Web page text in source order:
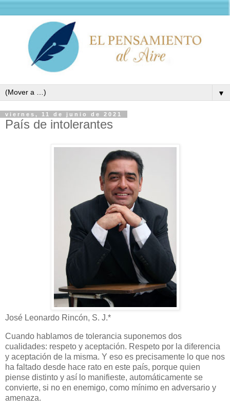
▼
viernes, 11 de junio de 2021
País de intolerantes
José Leonardo Rincón, S. J.*
Cuando hablamos de tolerancia suponemos dos
cualidades: respeto y aceptación. Respeto por la diferencia
y aceptación de la misma. Y eso es precisamente lo que nos
ha faltado desde hace rato en este país, porque quien
piense distinto y así lo manifieste, automáticamente se
convierte, si no en enemigo, como mínimo en adversario y
amenaza.